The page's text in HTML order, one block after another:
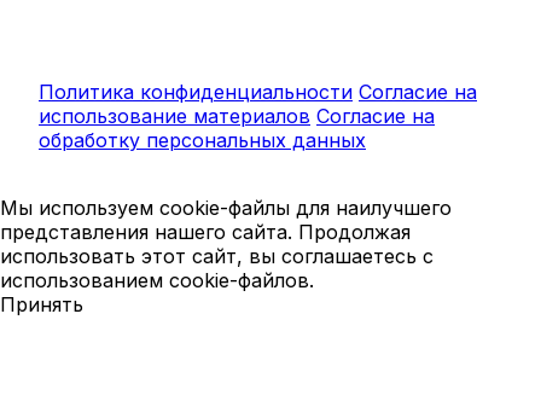
Политика конфиденциальности Согласие на
использование материалов Согласие на
обработку персональных данных
Мы используем cookie-файлы для наилучшего
представления нашего сайта. Продолжая
использовать этот сайт, вы соглашаетесь с
использованием cookie-файлов.
Принять